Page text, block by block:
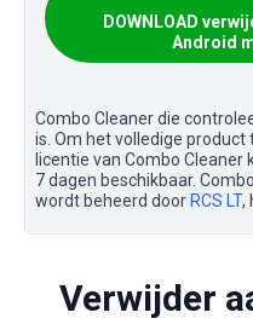
DOWNLOAD
Android
Combo Cleaner die
is. Om het volledige
licentie van Combo
7 dagen beschikbaar.
wordt beheerd door RCS LT,
Verwijder